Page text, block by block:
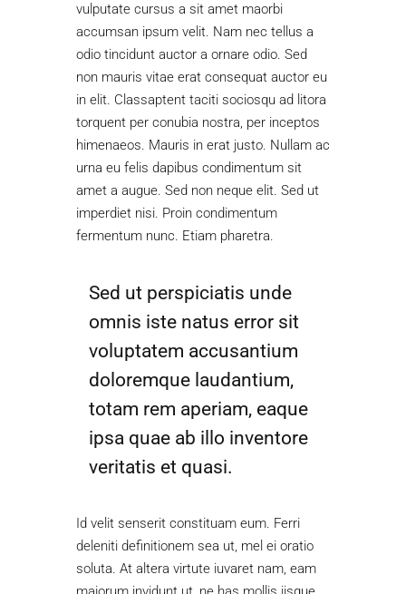
vulputate cursus a sit amet maorbi
accumsan ipsum velit. Nam nec tellus a
odio tincidunt auctor a ornare odio. Sed
non mauris vitae erat consequat auctor eu
in elit. Classaptent taciti sociosqu ad litora
torquent per conubia nostra, per inceptos
himenaeos. Mauris in erat justo. Nullam ac
urna eu felis dapibus condimentum sit
amet a augue. Sed non neque elit. Sed ut
imperdiet nisi. Proin condimentum
fermentum nunc. Etiam pharetra.
Sed ut perspiciatis unde
omnis iste natus error sit
voluptatem accusantium
doloremque laudantium,
totam rem aperiam, eaque
ipsa quae ab illo inventore
veritatis et quasi.
Id velit senserit constituam eum. Ferri
deleniti definitionem sea ut, mel ei oratio
soluta. At altera virtute iuvaret nam, eam